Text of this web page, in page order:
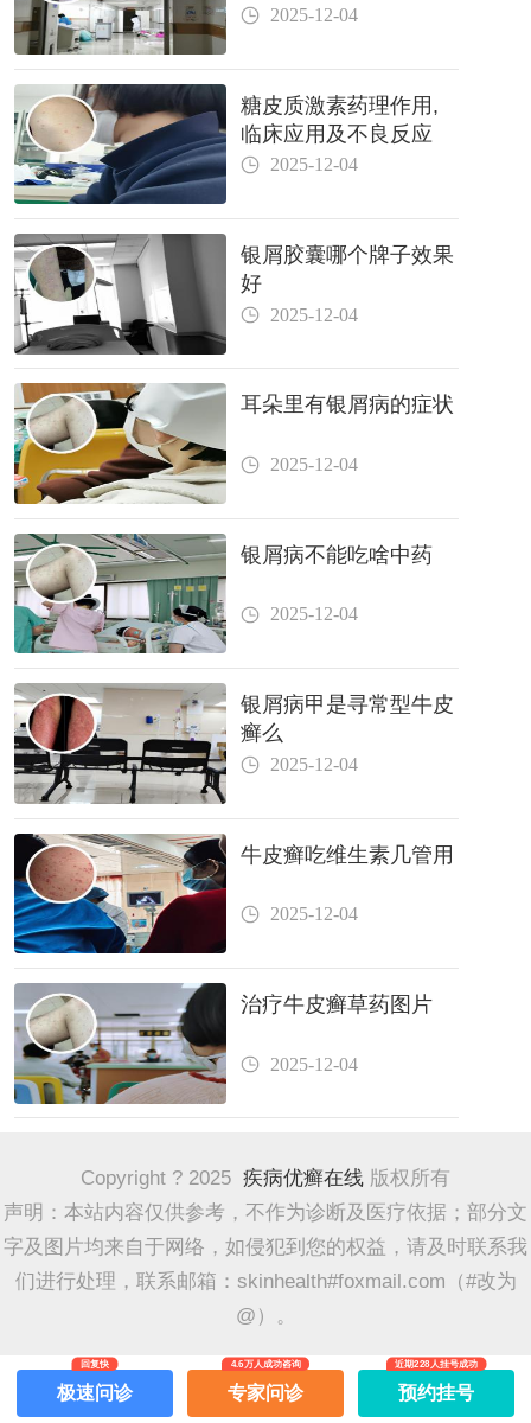
2025-12-04
糖皮质激素药理作用,
临床应用及不良反应
2025-12-04
银屑胶囊哪个牌子效果
好
2025-12-04
耳朵里有银屑病的症状
2025-12-04
银屑病不能吃啥中药
2025-12-04
银屑病甲是寻常型牛皮
癣么
2025-12-04
牛皮癣吃维生素几管用
2025-12-04
治疗牛皮癣草药图片
2025-12-04
Copyright ? 2025 疾病优癣在线 版权所有
声明：本站内容仅供参考，不作为诊断及医疗依据；部分文
字及图片均来自于网络，如侵犯到您的权益，请及时联系我
们进行处理，联系邮箱：skinhealth#foxmail.com（#改为
@）。
极速问诊
回复快
专家问诊
4.6万人成功咨询
预约挂号
近期228人挂号成功